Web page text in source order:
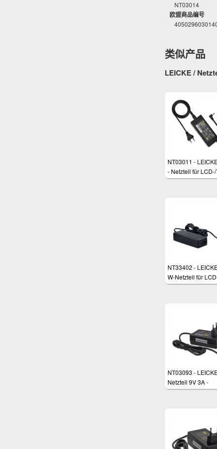
NT03014
欧盟商品编号
类似产品
LEICKE /
NT03011 -
- Netzteil für LCD-/
Monitore und
NT33402 -
W-Netzteil für
Bildschirm, LED-
NT03093 -
Netzteil 9V 3A -
5,5*2,5mm Stecker